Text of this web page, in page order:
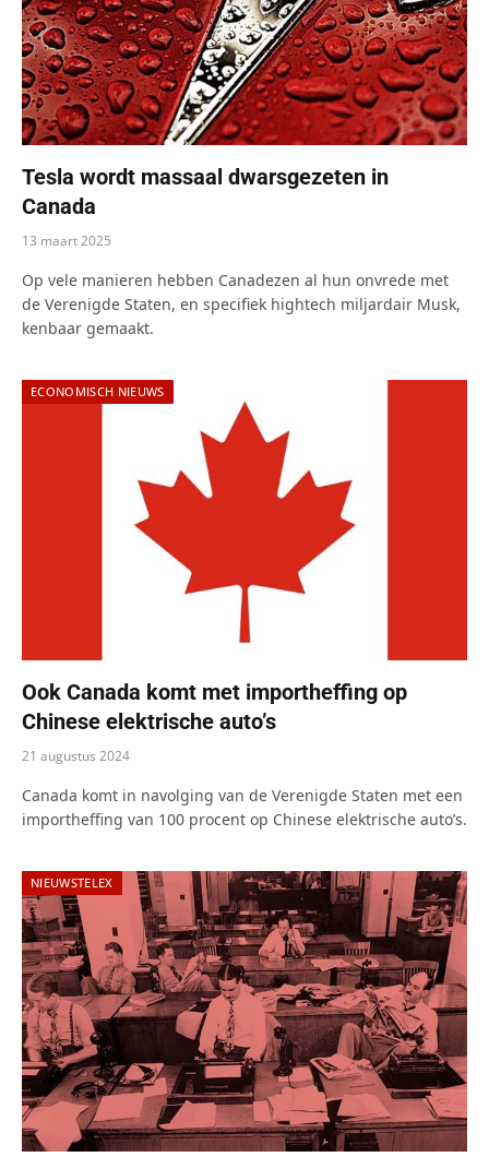
Tesla wordt massaal dwarsgezeten in
Canada
13 maart 2025
Op vele manieren hebben Canadezen al hun onvrede met
de Verenigde Staten, en specifiek hightech miljardair Musk,
kenbaar gemaakt.
ECONOMISCH NIEUWS
Ook Canada komt met importheffing op
Chinese elektrische auto’s
21 augustus 2024
Canada komt in navolging van de Verenigde Staten met een
importheffing van 100 procent op Chinese elektrische auto’s.
NIEUWSTELEX